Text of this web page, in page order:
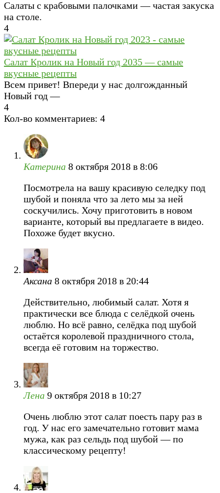
Салаты с крабовыми палочками — частая закуска
на столе.
4
Салат Кролик на Новый год 2035 — самые
вкусные рецепты
Всем привет! Впереди у нас долгожданный
Новый год —
4
Кол-во комментариев: 4
Катерина 8 октября 2018 в 8:06
Посмотрела на вашу красивую селедку под
шубой и поняла что за лето мы за ней
соскучились. Хочу приготовить в новом
варианте, который вы предлагаете в видео.
Похоже будет вкусно.
Аксана 8 октября 2018 в 20:44
Действительно, любимый салат. Хотя я
практически все блюда с селёдкой очень
люблю. Но всё равно, селёдка под шубой
остаётся королевой праздничного стола,
всегда её готовим на торжество.
Лена 9 октября 2018 в 10:27
Очень люблю этот салат поесть пару раз в
год. У нас его замечательно готовит мама
мужа, как раз сельдь под шубой — по
классическому рецепту!